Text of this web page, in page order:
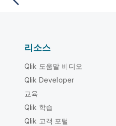
리소스
Qlik 도움말 비디오
Qlik Developer
교육
Qlik 학습
Qlik 고객 포털